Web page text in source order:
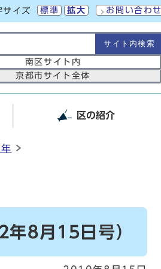
サイズ 標準 拡大 お問い合わせ
囲
南区サイト内
京都市サイト全体
区の紹介
8月15日号）